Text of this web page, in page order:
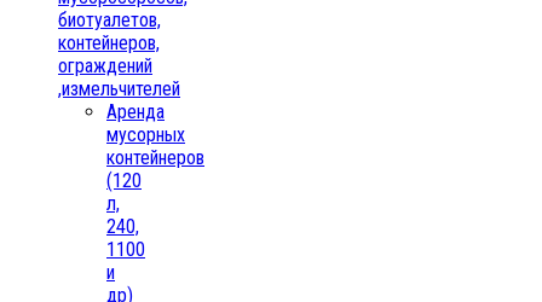
биотуалетов,
контейнеров,
ограждений
,измельчителей
Аренда
мусорных
контейнеров
(120
л,
240,
1100
и
др)